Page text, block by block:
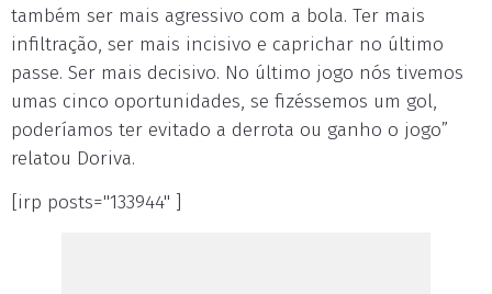
também ser mais agressivo com a bola. Ter mais
infiltração, ser mais incisivo e caprichar no último
passe. Ser mais decisivo. No último jogo nós tivemos
umas cinco oportunidades, se fizéssemos um gol,
poderíamos ter evitado a derrota ou ganho o jogo”
relatou Doriva.
[irp posts="133944" ]